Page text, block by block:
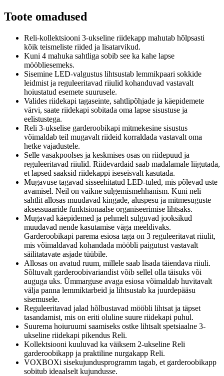
Toote omadused
Reli-kollektsiooni 3-ukseline riidekapp mahutab hõlpsasti
kõik teismeliste riided ja lisatarvikud.
Kuni 4 mahuka sahtliga sobib see ka kahe lapse
mööbliesemeks.
Sisemine LED-valgustus lihtsustab lemmikpaari sokkide
leidmist ja reguleeritavad riiulid kohanduvad vastavalt
hoiustatud esemete suurusele.
Valides riidekapi tagaseinte, sahtlipõhjade ja käepidemete
värvi, saate riidekapi sobitada oma lapse sisustuse ja
eelistustega.
Reli 3-ukselise garderoobikapi mitmekesine sisustus
võimaldab teil mugavalt riideid korraldada vastavalt oma
hetke vajadustele.
Selle vasakpoolses ja keskmises osas on riidepuud ja
reguleeritavad riiulid. Riidevardaid saab madalamale liigutada,
et lapsed saaksid riidekappi iseseisvalt kasutada.
Mugavuse tagavad sisseehitatud LED-tuled, mis põlevad uste
avamisel. Neil on vaikne sulgemismehhanism. Kuni neli
sahtlit allosas muudavad kingade, aluspesu ja mitmesuguste
aksessuaaride funktsionaalse organiseerimise lihtsaks.
Mugavad käepidemed ja pehmelt sulguvad jooksikud
muudavad nende kasutamise väga meeldivaks.
Garderoobikapi parema esiosa taga on 3 reguleeritavat riiulit,
mis võimaldavad kohandada mööbli paigutust vastavalt
säilitatavate asjade tüübile.
Allosas on avatud ruum, millele saab lisada täiendava riiuli.
Sõltuvalt garderoobivariandist võib sellel olla täisuks või
auguga uks. Ümmarguse avaga esiosa võimaldab huvitavalt
välja panna lemmiktarbeid ja lihtsustab ka juurdepääsu
sisemusele.
Reguleeritavad jalad hõlbustavad mööbli lihtsat ja täpset
tasandamist, mis on eriti oluline suure riidekapi puhul.
Suurema hoiuruumi saamiseks ostke lihtsalt spetsiaalne 3-
ukseline riidekapi pikendus Reli.
Kollektsiooni kuuluvad ka väiksem 2-ukseline Reli
garderoobikapp ja praktiline nurgakapp Reli.
VOXBOXi sisekujundusprogramm tagab, et garderoobikapp
sobitub ideaalselt kujundusse.